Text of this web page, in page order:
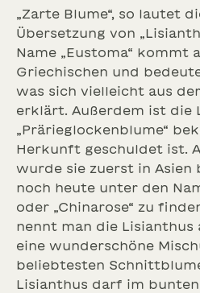
„Zarte Blume“, so lautet
Übersetzung von
Name „Eustoma“ kommt
Griechischen und
was sich vielleicht aus
erklärt. Außerdem ist die
„Prärieglockenblume“
Herkunft geschuldet ist.
wurde sie zuerst in
noch heute unter den
oder „Chinarose“ zu
nennt man die Lisianthus
eine wunderschöne
beliebtesten
Lisianthus darf im